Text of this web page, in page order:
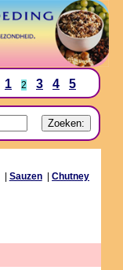
1 2 3 4 5
Sauzen|Chutney